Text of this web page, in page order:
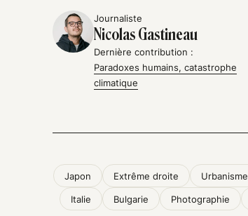
Journaliste
Nicolas Gastineau
Dernière contribution :
Paradoxes humains, catastrophe
climatique
Japon Extrême droite Urbanisme
Italie Bulgarie Photographie